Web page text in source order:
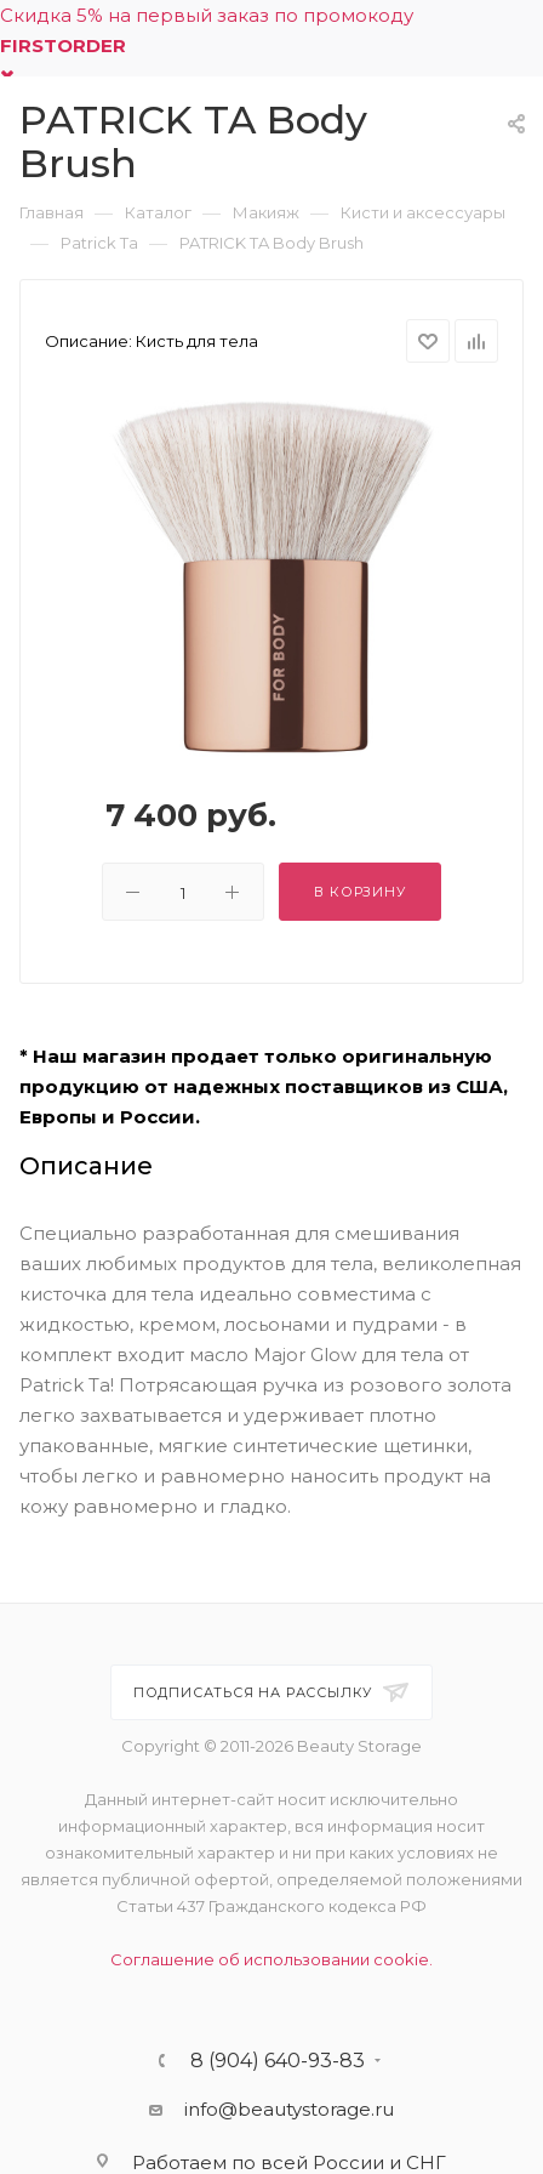
Скидка 5% на первый заказ по промокоду
FIRSTORDER
0
PATRICK TA Body
Brush
Главная — Каталог — Макияж — Кисти и аксессуары
— Patrick Ta — PATRICK TA Body Brush
Описание: Кисть для тела
7 400 руб.
В КОРЗИНУ
* Наш магазин продает только оригинальную
продукцию от надежных поставщиков из США,
Европы и России.
Описание
Специально разработанная для смешивания
ваших любимых продуктов для тела, великолепная
кисточка для тела идеально совместима с
жидкостью, кремом, лосьонами и пудрами - в
комплект входит масло Major Glow для тела от
Patrick Ta! Потрясающая ручка из розового золота
легко захватывается и удерживает плотно
упакованные, мягкие синтетические щетинки,
чтобы легко и равномерно наносить продукт на
кожу равномерно и гладко.
ПОДПИСАТЬСЯ НА РАССЫЛКУ
Copyright © 2011-2026 Beauty Storage
Данный интернет-сайт носит исключительно
информационный характер, вся информация носит
ознакомительный характер и ни при каких условиях не
является публичной офертой, определяемой положениями
Статьи 437 Гражданского кодекса РФ
Соглашение об использовании cookie.
8 (904) 640-93-83
info@beautystorage.ru
Работаем по всей России и СНГ